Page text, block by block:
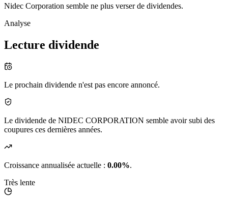
Nidec Corporation semble ne plus verser de dividendes.
Analyse
Lecture dividende
Le prochain dividende n'est pas encore annoncé.
Le dividende de NIDEC CORPORATION semble avoir subi des
coupures ces dernières années.
Croissance annualisée actuelle : 0.00%.
Très lente